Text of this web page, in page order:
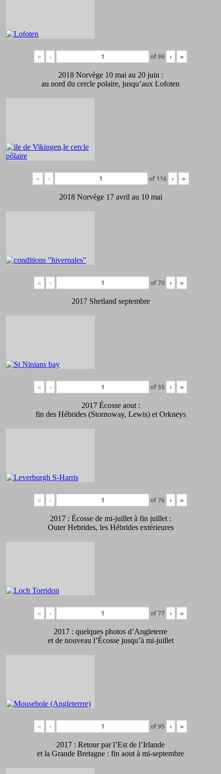
« ‹ of96 › »
2018 Norvège 10 mai au 20 juin :
au nord du cercle polaire, jusqu’aux Lofoten
« ‹ of 116 › »
2018 Norvège 17 avril au 10 mai
« ‹ of70 › »
2017 Shetland septembre
« ‹ of55 › »
2017 Écosse aout :
fin des Hébrides (Stornoway, Lewis) et Orkneys
« ‹ of76 › »
2017 : Écosse de mi-juillet à fin juillet :
Outer Hebrides, les Hébrides extérieures
« ‹ of77 › »
2017 : quelques photos d’Angleterre
et de nouveau l’Écosse jusqu’à mi-juillet
« ‹ of95 › »
2017 : Retour par l’Est de l’Irlande
et la Grande Bretagne : fin aout à mi-septembre